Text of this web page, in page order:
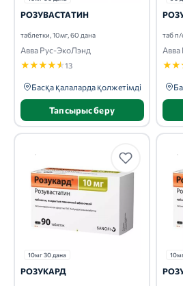
РОЗУВАСТАТИН
таблетки, 10мг, 60 дана
Авва Рус-ЭкоЛэнд
★★★★★13
Басқа қалаларда қолжетімді
Тапсырыс беру
таб
★★
10мг 30 дана
РОЗУКАРД